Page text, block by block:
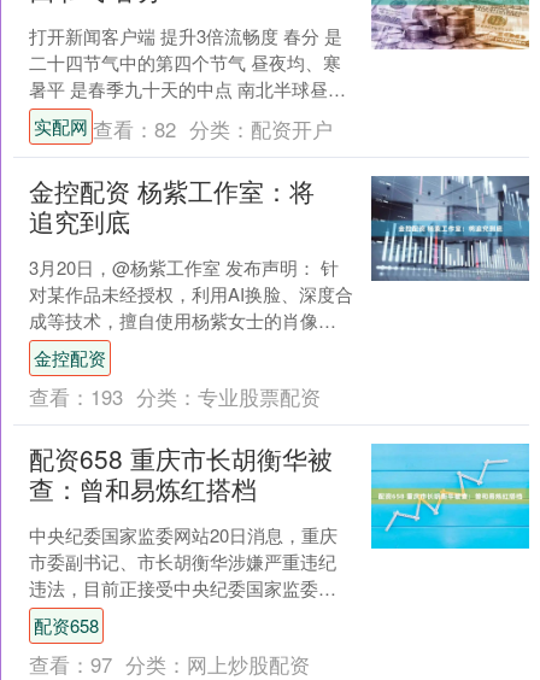
打开新闻客户端 提升3倍流畅度 春分 是
二十四节气中的第四个节气 昼夜均、寒
暑平 是春季九十天的中点 南北半球昼夜
等长 春分玄鸟至 玄鸟就是燕子 这个时节
燕子....
实配网 查看： 82 分类： 配资开户
金控配资 杨紫工作室：将
追究到底
3月20日，@杨紫工作室 发布声明： 针
对某作品未经授权，利用AI换脸、深度合
成等技术，擅自使用杨紫女士的肖像制
作并传播视频内容的行为，严重侵犯杨
紫女士合法权益....
金控配资
查看： 193 分类： 专业股票配资
配资658 重庆市长胡衡华被
查：曾和易炼红搭档
中央纪委国家监委网站20日消息，重庆
市委副书记、市长胡衡华涉嫌严重违纪
违法，目前正接受中央纪委国家监委纪
律审查和监察调查。 胡衡华是今年以来
中央纪委国家监委公开....
配资658
查看： 97 分类： 网上炒股配资